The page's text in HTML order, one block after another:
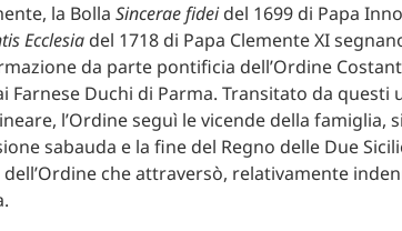
la Bolla Sincerae fideidel 1699 di Papa
Ecclesia del 1718 di Papa Clemente XI
da parte pontificia dell’Ordine
Farnese Duchi di Parma. Transitato da questi
l’Ordine seguì le vicende della famiglia,
sabauda e la fine del Regno delle Due
che attraversò, relativamente